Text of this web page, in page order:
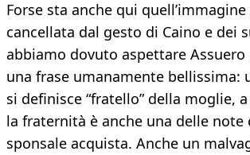
Forse sta anche qui
cancellata dal gesto di Caino e dei
abbiamo dovuto aspettare Assuero
una frase umanamente bellissima:
si definisce “fratello” della moglie,
la fraternità è anche una delle note
sponsale acquista. Anche un